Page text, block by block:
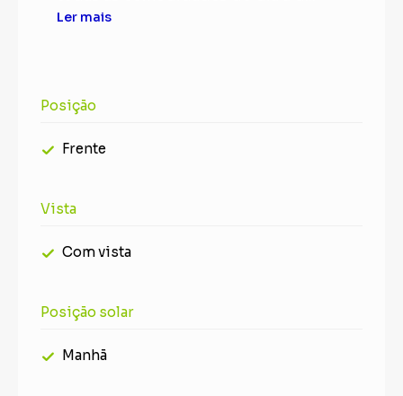
Ler mais
Posição
Frente
Vista
Com vista
Posição solar
Manhã